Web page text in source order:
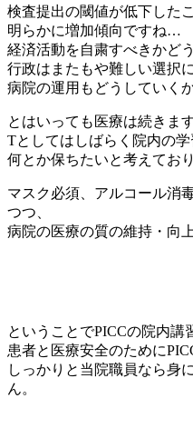
検査提出の閾値が低下した
明らかに増加傾向ですね…
経済活動を自粛すべきかどう
行政はまたもや難しい選択
病院の運用もどうしていく
とはいっても医療は続きます
Tとしてはしばらく院内の
何とか保ちたいと考えており
マスク必須、アルコール消
つつ、
病院の医療の質の維持・向
ということでPICCの院内講
患者と医療安全のために
しっかりと当院職員なら身
ん。